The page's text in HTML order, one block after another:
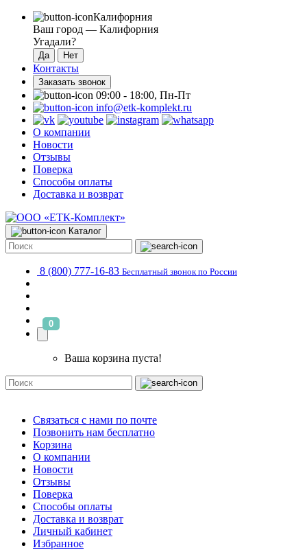
Калифорния
Ваш город — Калифорния
Угадали?
Контакты
Заказать звонок
09:00 - 18:00, Пн-Пт
info@etk-komplekt.ru
О компании
Новости
Отзывы
Поверка
Способы оплаты
Доставка и возврат
Каталог
8 (800) 777-16-83 Бесплатный звонок по России
0
Ваша корзина пуста!
Связаться с нами по почте
Позвонить нам бесплатно
Корзина
О компании
Новости
Отзывы
Поверка
Способы оплаты
Доставка и возврат
Личный кабинет
Избранное